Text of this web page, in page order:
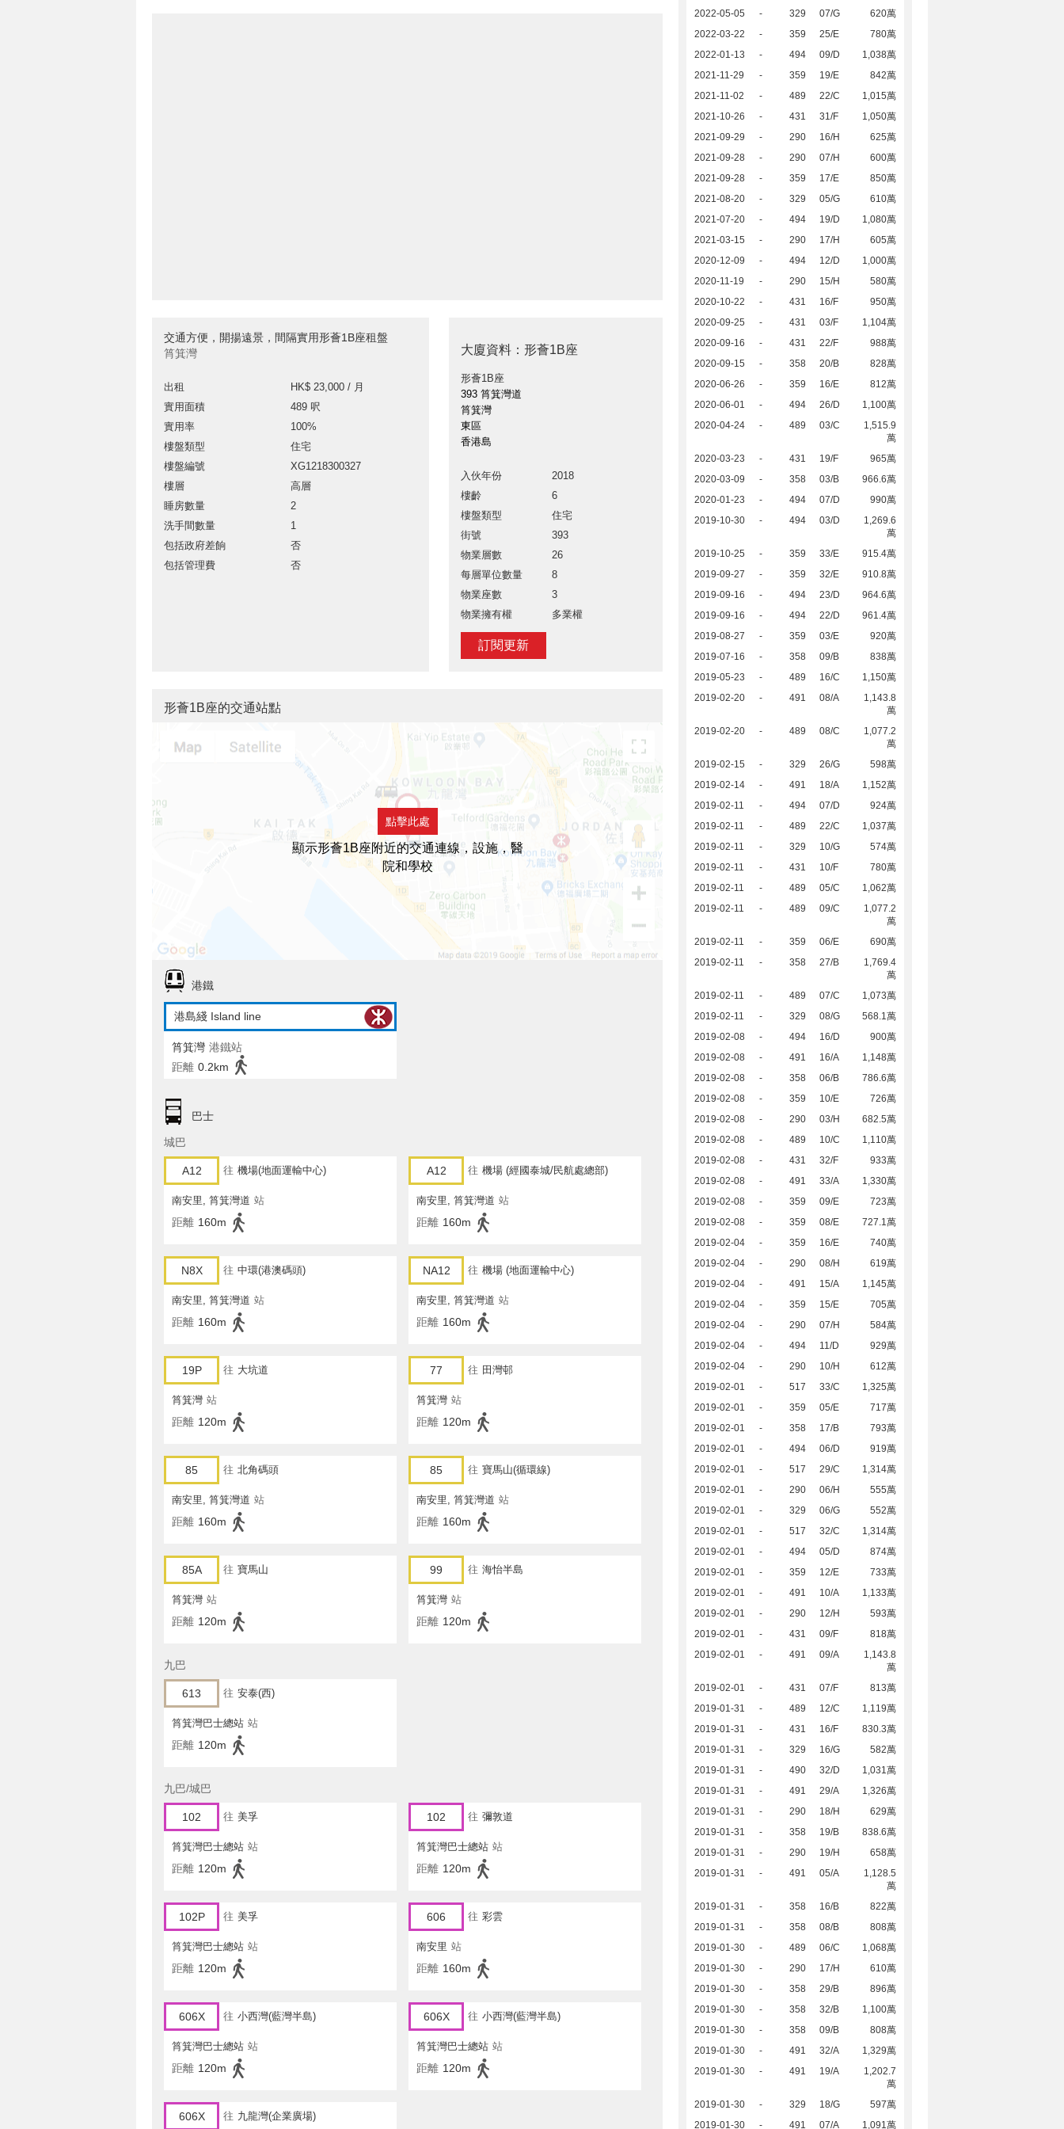
交通方便，開揚遠景，間隔實用形薈1B座租盤
筲箕灣
出租
HK$ 23,000 / 月
實用面積
489 呎
實用率
100%
樓盤類型
住宅
樓盤編號
XG1218300327
樓層
高層
睡房數量
2
洗手間數量
1
包括政府差餉
否
包括管理費
否
大廈資料：形薈1B座
形薈1B座
393 筲箕灣道
筲箕灣
東區
香港島
入伙年份
2018
樓齡
6
樓盤類型
住宅
街號
393
物業層數
26
每層單位數量
8
物業座數
3
物業擁有權
多業權
訂閱更新
2022-05-05 - 329 07/G
620萬
2022-03-22
- 359 25/E
780萬
2022-01-13
- 494 09/D
1,038萬
2021-11-29
- 359 19/E
842萬
2021-11-02
- 489 22/C
1,015萬
2021-10-26
- 431 31/F
1,050萬
2021-09-29
- 290 16/H
625萬
2021-09-28
- 290 07/H
600萬
2021-09-28
- 359 17/E
850萬
2021-08-20
- 329 05/G
610萬
2021-07-20
- 494 19/D
1,080萬
2021-03-15
- 290 17/H
605萬
2020-12-09
- 494 12/D
1,000萬
2020-11-19
- 290 15/H
580萬
2020-10-22
- 431 16/F
950萬
2020-09-25
- 431 03/F
1,104萬
2020-09-16
- 431 22/F
988萬
2020-09-15
- 358 20/B
828萬
2020-06-26
- 359 16/E
812萬
2020-06-01
- 494 26/D
1,100萬
2020-04-24
- 489 03/C
1,515.9
萬
2020-03-23
- 431 19/F
965萬
2020-03-09
- 358 03/B
966.6萬
2020-01-23
- 494 07/D
990萬
2019-10-30
- 494 03/D
1,269.6
萬
2019-10-25
- 359 33/E
915.4萬
2019-09-27
- 359 32/E
910.8萬
2019-09-16
- 494 23/D
964.6萬
2019-09-16
- 494 22/D
961.4萬
2019-08-27
- 359 03/E
920萬
2019-07-16
- 358 09/B
838萬
2019-05-23
- 489 16/C
1,150萬
2019-02-20
- 491 08/A
1,143.8
萬
2019-02-20
- 489 08/C
1,077.2
萬
2019-02-15
- 329 26/G
598萬
2019-02-14
- 491 18/A
1,152萬
2019-02-11
- 494 07/D
924萬
2019-02-11
- 489 22/C
1,037萬
2019-02-11
- 329 10/G
574萬
2019-02-11
- 431 10/F
780萬
2019-02-11
- 489 05/C
1,062萬
2019-02-11
- 489 09/C
1,077.2
萬
2019-02-11
- 359 06/E
690萬
2019-02-11
- 358 27/B
1,769.4
萬
2019-02-11
- 489 07/C
1,073萬
2019-02-11
- 329 08/G
568.1萬
2019-02-08
- 494 16/D
900萬
2019-02-08
- 491 16/A
1,148萬
2019-02-08
- 358 06/B
786.6萬
2019-02-08
- 359 10/E
726萬
2019-02-08
- 290 03/H
682.5萬
2019-02-08
- 489 10/C
1,110萬
2019-02-08
- 431 32/F
933萬
2019-02-08
- 491 33/A
1,330萬
2019-02-08
- 359 09/E
723萬
2019-02-08
- 359 08/E
727.1萬
2019-02-04
- 359 16/E
740萬
2019-02-04
- 290 08/H
619萬
2019-02-04
- 491 15/A
1,145萬
2019-02-04
- 359 15/E
705萬
2019-02-04
- 290 07/H
584萬
2019-02-04
- 494 11/D
929萬
2019-02-04
- 290 10/H
612萬
2019-02-01
- 517 33/C
1,325萬
2019-02-01
- 359 05/E
717萬
2019-02-01
- 358 17/B
793萬
2019-02-01
- 494 06/D
919萬
2019-02-01
- 517 29/C
1,314萬
2019-02-01
- 290 06/H
555萬
2019-02-01
- 329 06/G
552萬
2019-02-01
- 517 32/C
1,314萬
2019-02-01
- 494 05/D
874萬
2019-02-01
- 359 12/E
733萬
2019-02-01
- 491 10/A
1,133萬
2019-02-01
- 290 12/H
593萬
2019-02-01
- 431 09/F
818萬
2019-02-01
- 491 09/A
1,143.8
萬
2019-02-01
- 431 07/F
813萬
2019-01-31
- 489 12/C
1,119萬
2019-01-31
- 431 16/F
830.3萬
2019-01-31
- 329 16/G
582萬
2019-01-31
- 490 32/D
1,031萬
2019-01-31
- 491 29/A
1,326萬
2019-01-31
- 290 18/H
629萬
2019-01-31
- 358 19/B
838.6萬
2019-01-31
- 290 19/H
658萬
2019-01-31
- 491 05/A
1,128.5
萬
2019-01-31
- 358 16/B
822萬
2019-01-31
- 358 08/B
808萬
2019-01-30
- 489 06/C
1,068萬
2019-01-30
- 290 17/H
610萬
2019-01-30
- 358 29/B
896萬
2019-01-30
- 358 32/B
1,100萬
2019-01-30
- 358 09/B
808萬
2019-01-30
- 491 32/A
1,329萬
2019-01-30
- 491 19/A
1,202.7
萬
2019-01-30
- 329 18/G
597萬
2019-01-30
- 491 07/A 1,091萬
形薈1B座的交通站點
點擊此處
顯示形薈1B座附近的交通連線，設施，醫
院和學校
港鐵
港島綫 Island line
筲箕灣 港鐵站
距離 0.2km
巴士
城巴
A12 往 機場(地面運輸中心)
南安里, 筲箕灣道 站
距離 160m
A12 往 機場 (經國泰城/民航處總部)
南安里, 筲箕灣道 站
距離 160m
N8X 往 中環(港澳碼頭)
南安里, 筲箕灣道 站
距離 160m
NA12 往 機場 (地面運輸中心)
南安里, 筲箕灣道 站
距離 160m
19P 往 大坑道
筲箕灣 站
距離 120m
77 往 田灣邨
筲箕灣 站
距離 120m
85 往 北角碼頭
南安里, 筲箕灣道 站
距離 160m
85 往 寶馬山(循環線)
南安里, 筲箕灣道 站
距離 160m
85A 往 寶馬山
筲箕灣 站
距離 120m
99 往 海怡半島
筲箕灣 站
距離 120m
九巴
613 往 安泰(西)
筲箕灣巴士總站 站
距離 120m
九巴/城巴
102 往 美孚
筲箕灣巴士總站 站
距離 120m
102 往 彌敦道
筲箕灣巴士總站 站
距離 120m
102P 往 美孚
筲箕灣巴士總站 站
距離 120m
606 往 彩雲
南安里 站
距離 160m
606X 往 小西灣(藍灣半島)
筲箕灣巴士總站 站
距離 120m
606X 往 小西灣(藍灣半島)
筲箕灣巴士總站 站
距離 120m
606X 往 九龍灣(企業廣場)